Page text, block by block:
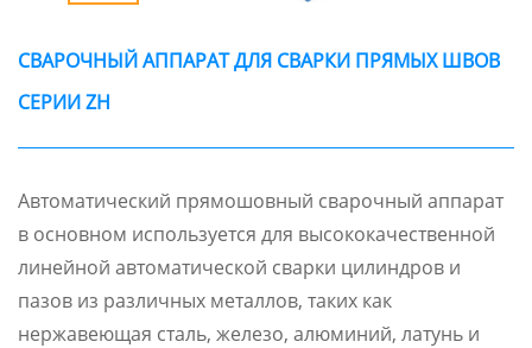
СВАРОЧНЫЙ АППАРАТ ДЛЯ СВАРКИ ПРЯМЫХ ШВОВ
СЕРИИ ZH
Автоматический прямошовный сварочный аппарат
в основном используется для высококачественной
линейной автоматической сварки цилиндров и
пазов из различных металлов, таких как
нержавеющая сталь, железо, алюминий, латунь и